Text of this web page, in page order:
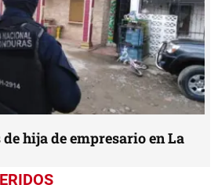
hija de empresario en La